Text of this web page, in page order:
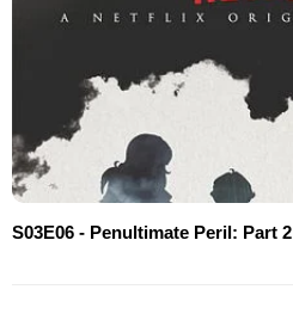
S03E06 - Penultimate Peril: Part 2